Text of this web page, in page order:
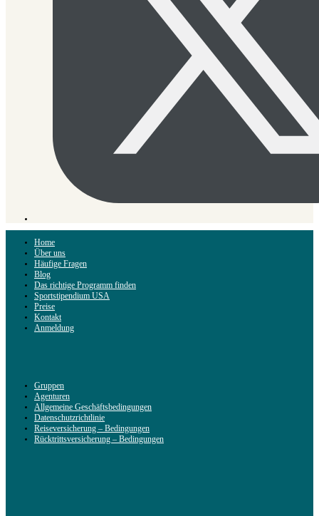
Home
Über uns
Häufige Fragen
Blog
Das richtige Programm finden
Sportstipendium USA
Preise
Kontakt
Anmeldung
Gruppen
Agenturen
Allgemeine Geschäftsbedingungen
Datenschutzrichtlinie
Reiseversicherung – Bedingungen
Rücktrittsversicherung – Bedingungen